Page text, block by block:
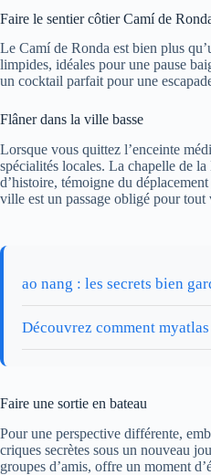
Faire le sentier côtier Camí de
Le Camí de Ronda est bien plus
limpides, idéales pour une pause
un cocktail parfait pour une
Flâner dans la ville basse
Lorsque vous quittez l’enceinte
spécialités locales. La chapelle de
d’histoire, témoigne du
ville est un passage obligé pour
ao nang : les secrets bien
Découvrez comment
Faire une sortie en bateau
Pour une perspective différente,
criques secrètes sous un nouveau
groupes d’amis, offre un moment